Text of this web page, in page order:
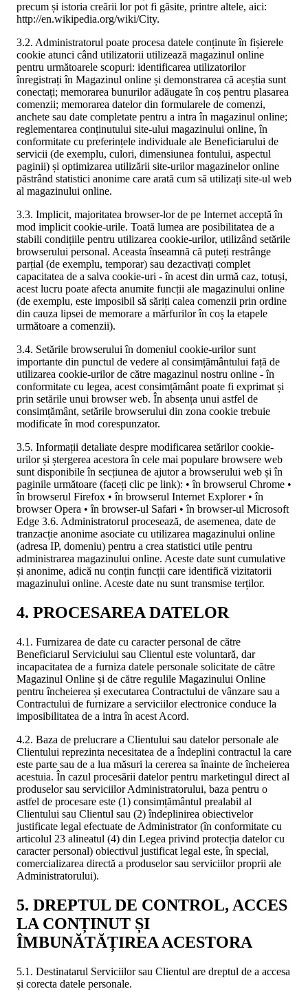
precum și istoria creării lor pot fi găsite, printre altele, aici:
http://en.wikipedia.org/wiki/City.
3.2. Administratorul poate procesa datele conținute în fișierele
cookie atunci când utilizatorii utilizează magazinul online
pentru următoarele scopuri: identificarea utilizatorilor
înregistrați în Magazinul online și demonstrarea că aceștia sunt
conectați; memorarea bunurilor adăugate în coș pentru plasarea
comenzii; memorarea datelor din formularele de comenzi,
anchete sau date completate pentru a intra în magazinul online;
reglementarea conținutului site-ului magazinului online, în
conformitate cu preferințele individuale ale Beneficiarului de
servicii (de exemplu, culori, dimensiunea fontului, aspectul
paginii) și optimizarea utilizării site-urilor magazinelor online
păstrând statistici anonime care arată cum să utilizați site-ul web
al magazinului online.
3.3. Implicit, majoritatea browser-lor de pe Internet acceptă în
mod implicit cookie-urile. Toată lumea are posibilitatea de a
stabili condițiile pentru utilizarea cookie-urilor, utilizând setările
browserului personal. Aceasta înseamnă că puteți restrânge
parțial (de exemplu, temporar) sau dezactivați complet
capacitatea de a salva cookie-uri - în acest din urmă caz, totuși,
acest lucru poate afecta anumite funcții ale magazinului online
(de exemplu, este imposibil să săriți calea comenzii prin ordine
din cauza lipsei de memorare a mărfurilor în coș la etapele
următoare a comenzii).
3.4. Setările browserului în domeniul cookie-urilor sunt
importante din punctul de vedere al consimțământului față de
utilizarea cookie-urilor de către magazinul nostru online - în
conformitate cu legea, acest consimțământ poate fi exprimat și
prin setările unui browser web. În absența unui astfel de
consimțământ, setările browserului din zona cookie trebuie
modificate în mod corespunzator.
3.5. Informații detaliate despre modificarea setărilor cookie-
urilor și ștergerea acestora în cele mai populare browsere web
sunt disponibile în secțiunea de ajutor a browserului web și în
paginile următoare (faceți clic pe link): • în browserul Chrome •
în browserul Firefox • în browserul Internet Explorer • în
browser Opera • în browser-ul Safari • în browser-ul Microsoft
Edge 3.6. Administratorul procesează, de asemenea, date de
tranzacție anonime asociate cu utilizarea magazinului online
(adresa IP, domeniu) pentru a crea statistici utile pentru
administrarea magazinului online. Aceste date sunt cumulative
și anonime, adică nu conțin funcții care identifică vizitatorii
magazinului online. Aceste date nu sunt transmise terților.
4. PROCESAREA DATELOR
4.1. Furnizarea de date cu caracter personal de către
Beneficiarul Serviciului sau Clientul este voluntară, dar
incapacitatea de a furniza datele personale solicitate de către
Magazinul Online și de către regulile Magazinului Online
pentru încheierea și executarea Contractului de vânzare sau a
Contractului de furnizare a serviciilor electronice conduce la
imposibilitatea de a intra în acest Acord.
4.2. Baza de prelucrare a Clientului sau datelor personale ale
Clientului reprezinta necesitatea de a îndeplini contractul la care
este parte sau de a lua măsuri la cererea sa înainte de încheierea
acestuia. În cazul procesării datelor pentru marketingul direct al
produselor sau serviciilor Administratorului, baza pentru o
astfel de procesare este (1) consimțământul prealabil al
Clientului sau Clientul sau (2) îndeplinirea obiectivelor
justificate legal efectuate de Administrator (în conformitate cu
articolul 23 alineatul (4) din Legea privind protecția datelor cu
caracter personal) obiectivul justificat legal este, în special,
comercializarea directă a produselor sau serviciilor proprii ale
Administratorului).
5. DREPTUL DE CONTROL, ACCES
LA CONȚINUT ȘI
ÎMBUNĂTĂȚIREA ACESTORA
5.1. Destinatarul Serviciilor sau Clientul are dreptul de a accesa
și corecta datele personale.